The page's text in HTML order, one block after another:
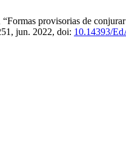
provisorias de
jun. 2022, doi: 10.14393/